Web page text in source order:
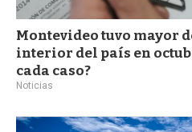
Montevideo tuvo mayor
interior del país en
cada caso?
Noticias